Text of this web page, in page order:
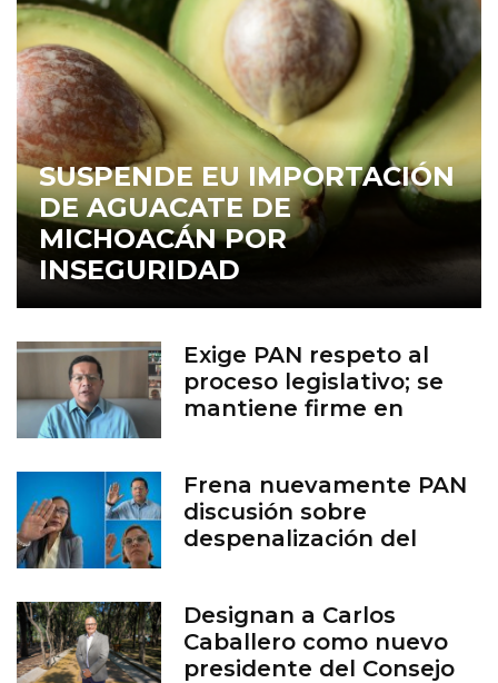
SUSPENDE EU IMPORTACIÓN
DE AGUACATE DE
MICHOACÁN POR
INSEGURIDAD
Exige PAN respeto al
proceso legislativo; se
mantiene firme en
Frena nuevamente PAN
discusión sobre
despenalización del
Designan a Carlos
Caballero como nuevo
presidente del Consejo